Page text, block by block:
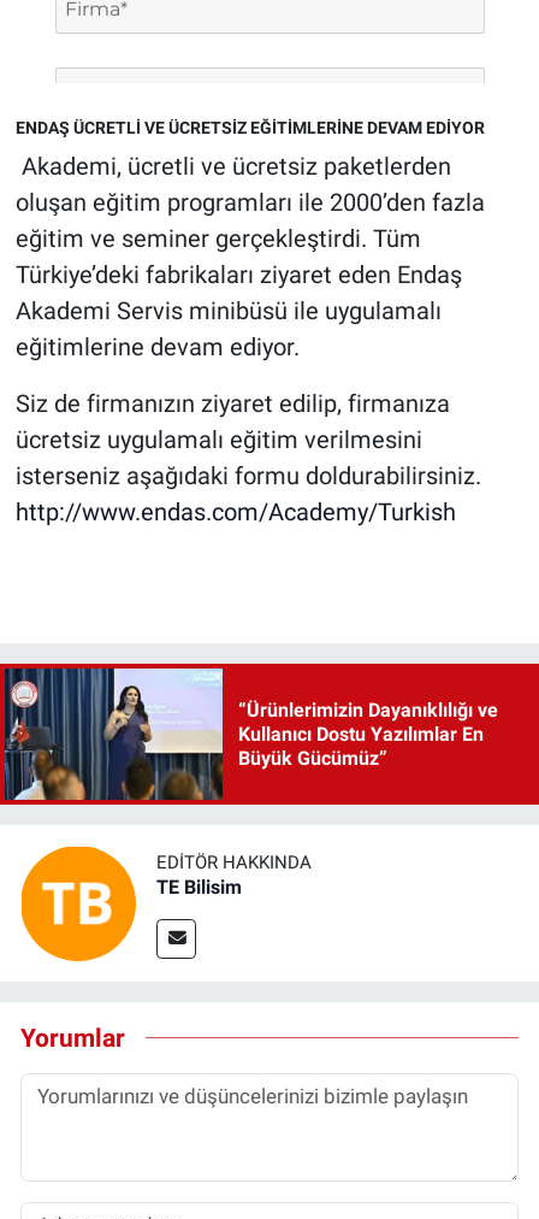
ENDAŞ ÜCRETLİ VE ÜCRETSİZ EĞİTİMLERİNE DEVAM EDİYOR
Akademi, ücretli ve ücretsiz paketlerden
oluşan eğitim programları ile 2000’den fazla
eğitim ve seminer gerçekleştirdi. Tüm
Türkiye’deki fabrikaları ziyaret eden Endaş
Akademi Servis minibüsü ile uygulamalı
eğitimlerine devam ediyor.
Siz de firmanızın ziyaret edilip, firmanıza
ücretsiz uygulamalı eğitim verilmesini
isterseniz aşağıdaki formu doldurabilirsiniz.
http://www.endas.com/Academy/Turkish
“Ürünlerimizin Dayanıklılığı ve
Kullanıcı Dostu Yazılımlar En
Büyük Gücümüz”
EDITÖR HAKKINDA
TE Bilisim
Yorumlar